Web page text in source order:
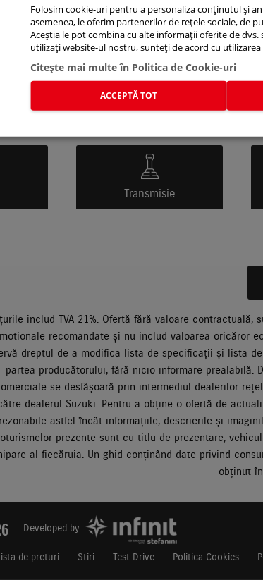
Folosim cookie-uri pentru a personaliza conținutul și
asemenea, le oferim partenerilor de rețele sociale, de
Aceștia le pot combina cu alte informații oferite de
utilizați website-ul nostru, sunteți de acord cu
Citeşte mai multe în Politica de Cookie-uri
ACCEPTĂ TOT
includ TVA 21%. Ofertă fără valoare
recomandate și nu includ valoarea oricăror
dreptul de a modifica lista de specificații și lista
partea producătorului, fără nicio informare
se desfășoară prin intermediul dealerilor
dealerul Suzuki. Pentru a obține o ofertă de
rezonabile astfel încât informațiile, descrierile și
prezente sunt cu titlu de prezentare,
al fiecăruia. Un ghid conținând date privind
obținut
Developed by
de preturi Stiri Test Drive Politica Cookies